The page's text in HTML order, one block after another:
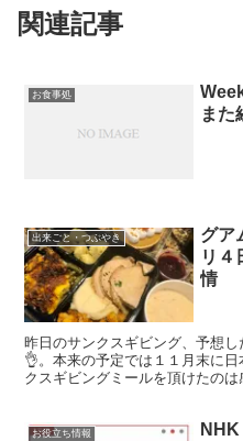
関連記事
お食事処
また
出来ごと・つぶやき
グア
リ４
情
昨日のサンクスギビング、予想
👌。本来の予定では１１月末に
クスギビングミールを頂けたの
お役立ち情報